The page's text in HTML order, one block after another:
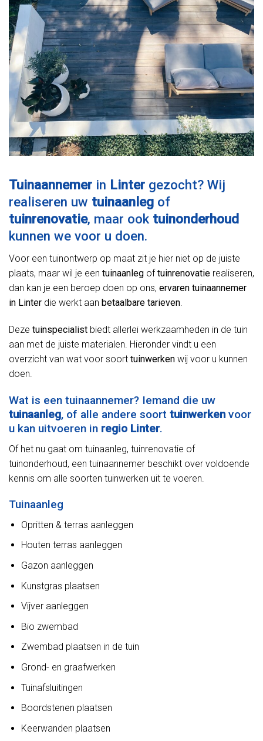
Tuinaannemer in Linter gezocht? Wij
realiseren uw tuinaanleg of
tuinrenovatie, maar ook tuinonderhoud
kunnen we voor u doen.
Voor een tuinontwerp op maat zit je hier niet op de juiste
plaats, maar wil je een tuinaanleg of tuinrenovatie realiseren,
dan kan je een beroep doen op ons, ervaren tuinaannemer
in Linter die werkt aan betaalbare tarieven.
Deze tuinspecialist biedt allerlei werkzaamheden in de tuin
aan met de juiste materialen. Hieronder vindt u een
overzicht van wat voor soort tuinwerken wij voor u kunnen
doen.
Wat is een tuinaannemer? Iemand die uw
tuinaanleg, of alle andere soort tuinwerken voor
u kan uitvoeren in regio Linter.
Of het nu gaat om tuinaanleg, tuinrenovatie of
tuinonderhoud, een tuinaannemer beschikt over voldoende
kennis om alle soorten tuinwerken uit te voeren.
Tuinaanleg
Opritten & terras aanleggen
Houten terras aanleggen
Gazon aanleggen
Kunstgras plaatsen
Vijver aanleggen
Bio zwembad
Zwembad plaatsen in de tuin
Grond- en graafwerken
Tuinafsluitingen
Boordstenen plaatsen
Keerwanden plaatsen